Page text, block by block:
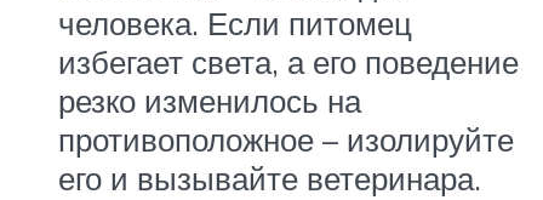
человека. Если питомец
избегает света, а его поведение
резко изменилось на
противоположное – изолируйте
его и вызывайте ветеринара.